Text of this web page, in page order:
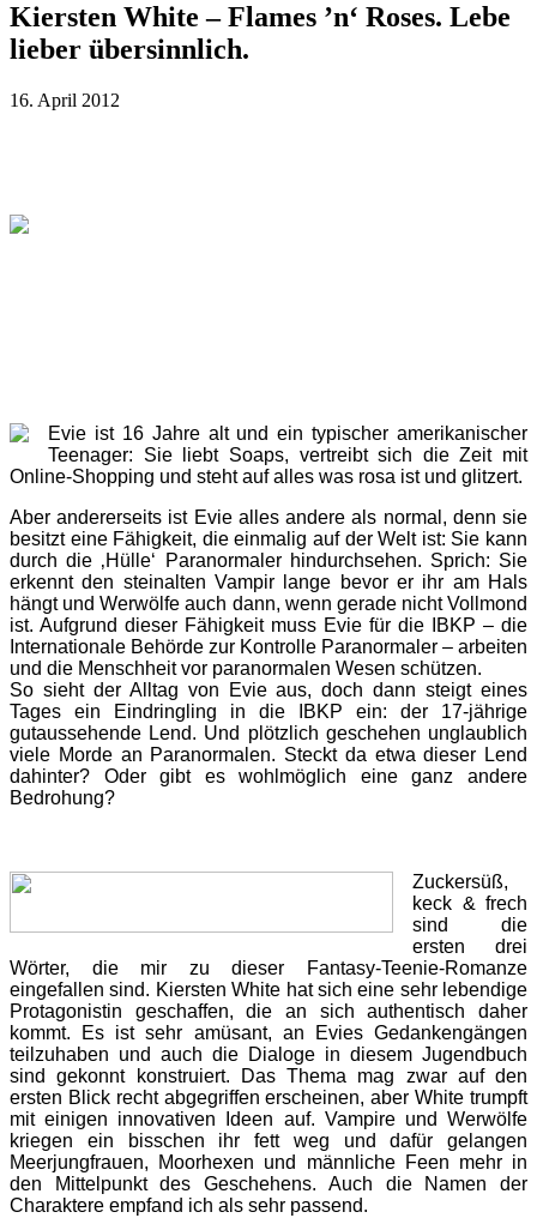
Kiersten White – Flames ’n‘ Roses. Lebe
lieber übersinnlich.
16. April 2012
Evie ist 16 Jahre alt und ein typischer amerikanischer
Teenager: Sie liebt Soaps, vertreibt sich die Zeit mit
Online-Shopping und steht auf alles was rosa ist und glitzert.
Aber andererseits ist Evie alles andere als normal, denn sie
besitzt eine Fähigkeit, die einmalig auf der Welt ist: Sie kann
durch die ‚Hülle‘ Paranormaler hindurchsehen. Sprich: Sie
erkennt den steinalten Vampir lange bevor er ihr am Hals
hängt und Werwölfe auch dann, wenn gerade nicht Vollmond
ist. Aufgrund dieser Fähigkeit muss Evie für die IBKP – die
Internationale Behörde zur Kontrolle Paranormaler – arbeiten
und die Menschheit vor paranormalen Wesen schützen.
So sieht der Alltag von Evie aus, doch dann steigt eines
Tages ein Eindringling in die IBKP ein: der 17-jährige
gutaussehende Lend. Und plötzlich geschehen unglaublich
viele Morde an Paranormalen. Steckt da etwa dieser Lend
dahinter? Oder gibt es wohlmöglich eine ganz andere
Bedrohung?
Zuckersüß,
keck & frech
sind die
ersten drei
Wörter, die mir zu dieser Fantasy-Teenie-Romanze
eingefallen sind. Kiersten White hat sich eine sehr lebendige
Protagonistin geschaffen, die an sich authentisch daher
kommt. Es ist sehr amüsant, an Evies Gedankengängen
teilzuhaben und auch die Dialoge in diesem Jugendbuch
sind gekonnt konstruiert. Das Thema mag zwar auf den
ersten Blick recht abgegriffen erscheinen, aber White trumpft
mit einigen innovativen Ideen auf. Vampire und Werwölfe
kriegen ein bisschen ihr fett weg und dafür gelangen
Meerjungfrauen, Moorhexen und männliche Feen mehr in
den Mittelpunkt des Geschehens. Auch die Namen der
Charaktere empfand ich als sehr passend.